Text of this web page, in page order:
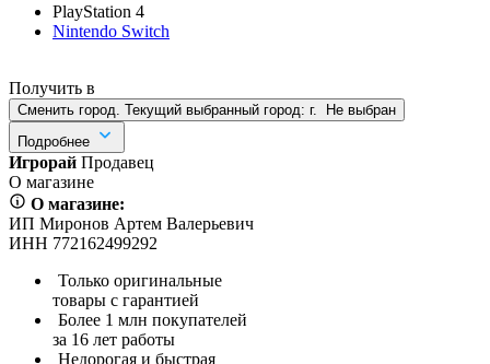
PlayStation 4
Nintendo Switch
Получить в
Сменить город. Текущий выбранный город: г.
Не выбран
Подробнее
Игрорай Продавец
О магазине
О магазине:
ИП Миронов Артем Валерьевич
ИНН 772162499292
Только оригинальные
товары с гарантией
Более 1 млн покупателей
за 16 лет работы
Недорогая и быстрая